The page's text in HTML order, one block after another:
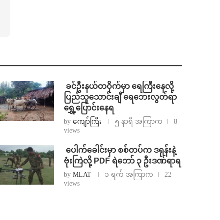
⁩ ⁨ခင်ဦးနယ်တဝိုက်မှာ ရေကြီးနေလို့
ပြည်သူသောင်းချီ ရေဘေးလွတ်ရာ
ရွှေ့ပြောင်းနေရ
byကျော်ကြီး ၅ နာရီ အကြာက
8
views
⁩ ⁨ပေါက်ခေါင်းမှာ စစ်တပ်က ဒရုန်းနဲ့
ဗုံးကြဲလို့ PDF ရဲဘော် ၃ ဦးဒဏ်ရာရ
byMLAT ၁ ရက် အကြာက
22
views